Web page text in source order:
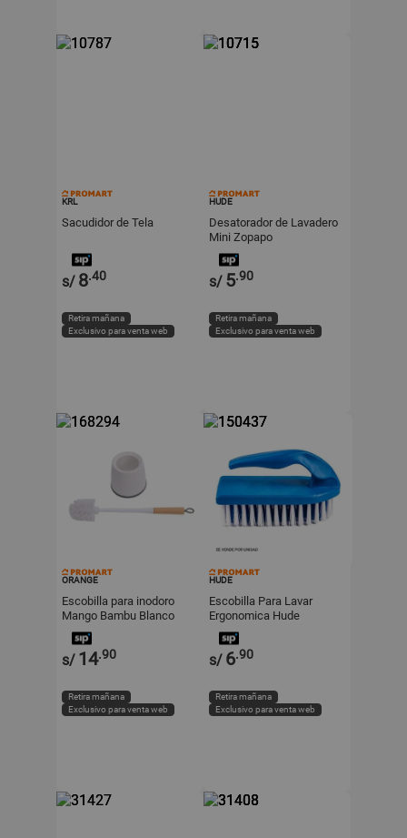
KRL
Sacudidor de Tela
s/ 8.40
Retira mañana
Exclusivo para venta web
HUDE
Desatorador de Lavadero
Mini Zopapo
s/ 5.90
Retira mañana
Exclusivo para venta web
ORANGE
Escobilla para inodoro
Mango Bambu Blanco
s/ 14.90
Retira mañana
Exclusivo para venta web
HUDE
Escobilla Para Lavar
Ergonomica Hude
s/ 6.90
Retira mañana
Exclusivo para venta web